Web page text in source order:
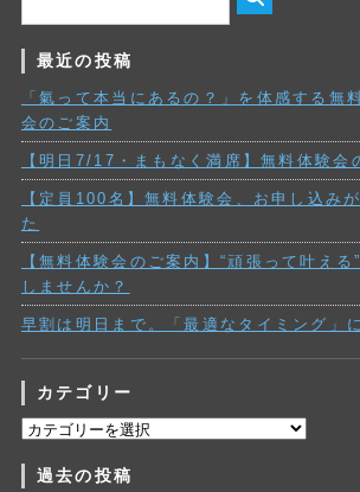
最近の投稿
「氣って本当にあるの？」を体感する無
会のご案内
【明日7/17・まもなく満席】無料体験会
【定員100名】無料体験会、お申し込み
た
【無料体験会のご案内】“頑張って叶え
しませんか？
早割は明日まで。「最適なタイミング」
カテゴリー
カ
ゴ過去の投稿